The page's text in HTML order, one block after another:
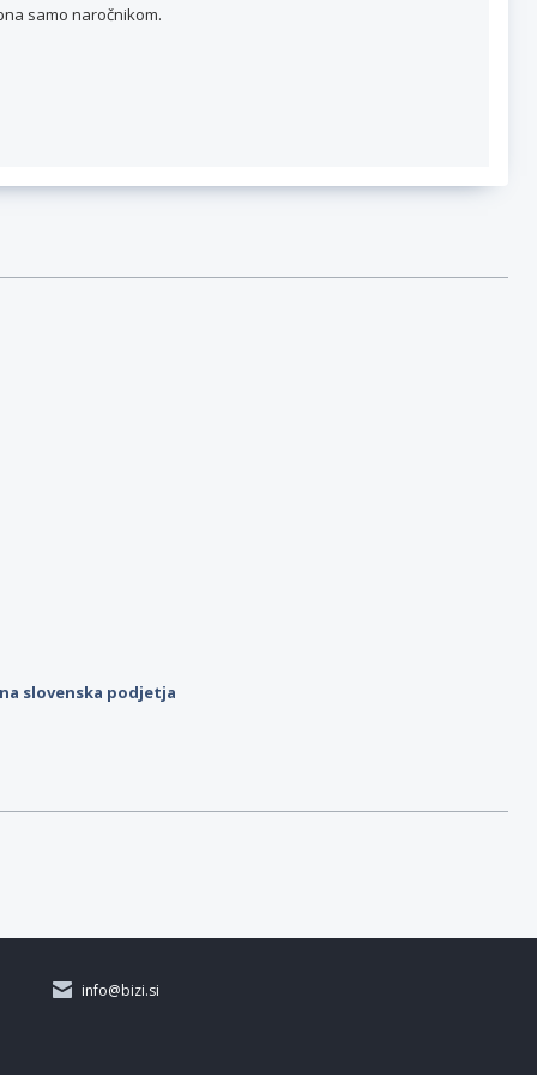
samo naročnikom.
slovenska podjetja
info@bizi.si